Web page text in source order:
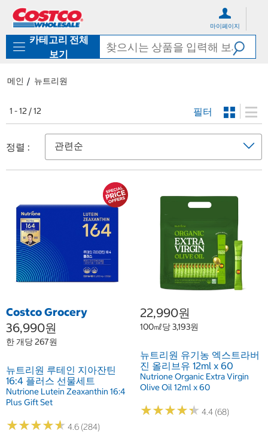
로
기
가
마이페이지
카테고리 전체
보기
메인 뉴트리원
1 - 12 / 12 필터
정렬 :
Costco Grocery
36,990원
한 개당 267원
뉴트리원 루테인 지아잔틴
16:4 플러스 선물세트
Nutrione Lutein Zeaxanthin 16:4
Plus Gift Set
★★★★★
★★★★★ 4.6 (284)
22,990원
100㎖당 3,193원
뉴트리원 유기농 엑스트라버
진 올리브유 12ml x 60
Nutrione Organic Extra Virgin
Olive Oil 12ml x 60
★★★★★
★★★★★ 4.4 (68)